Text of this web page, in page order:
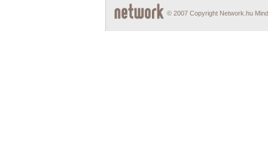
© 2007 Copyright Network.hu